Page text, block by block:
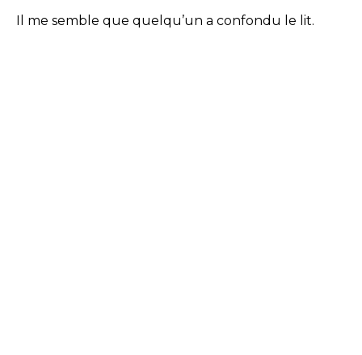
Il me semble que quelqu’un a confondu le lit.